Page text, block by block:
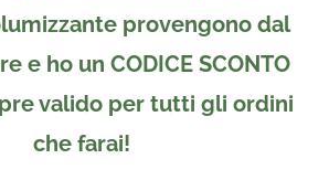
provengono dal
e ho un CODICE SCONTO
valido per tutti gli ordini
che farai!